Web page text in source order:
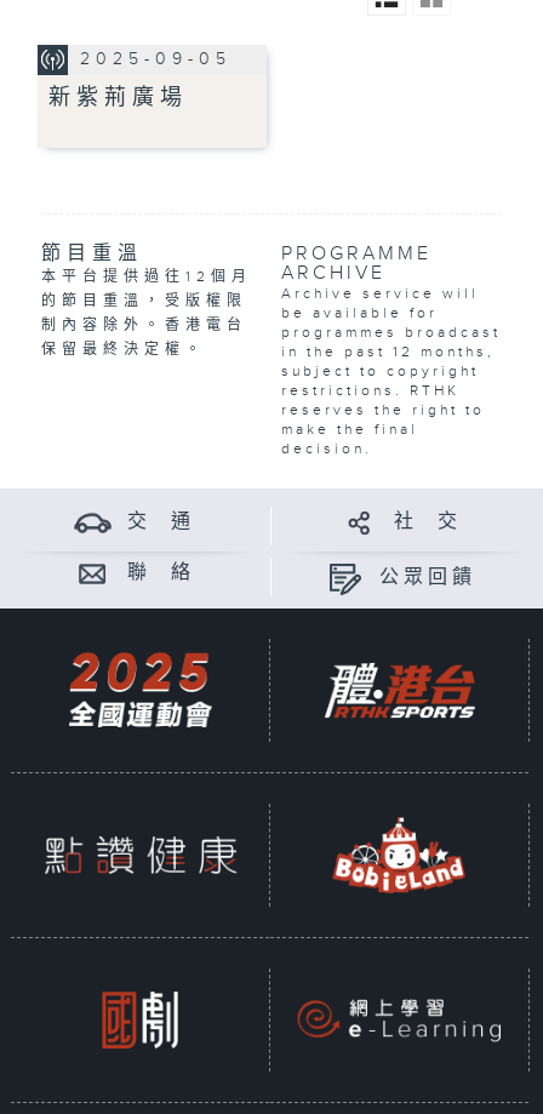
2025-09-05
新紫荊廣場
節目重溫
本平台提供過往12個月
的節目重溫，受版權限
制內容除外。香港電台
保留最終決定權。
PROGRAMME
ARCHIVE
Archive service will
be available for
programmes broadcast
in the past 12 months,
subject to copyright
restrictions. RTHK
reserves the right to
make the final
decision.
交 通 社 交
聯 絡 公眾回饋